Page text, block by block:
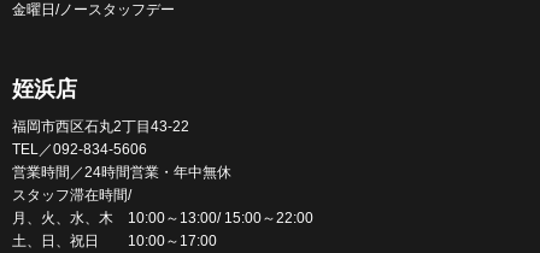
金曜日/ノースタッフデー
姪浜店
福岡市西区石丸2丁目43-22
TEL／092-834-5606
営業時間／24時間営業・年中無休
スタッフ滞在時間/
月、火、水、木 10:00～13:00/ 15:00～22:00
土、日、祝日 10:00～17:00